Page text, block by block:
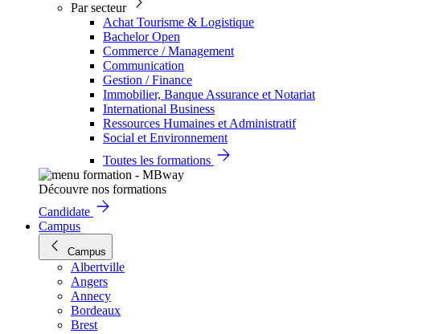
Par secteur
Achat Tourisme & Logistique
Bachelor Open
Commerce / Management
Communication
Gestion / Finance
Immobilier, Banque Assurance et Notariat
International Business
Ressources Humaines et Administratif
Social et Environnement
Toutes les formations
Découvre nos formations
Candidate
Campus
Campus
Albertville
Angers
Annecy
Bordeaux
Brest